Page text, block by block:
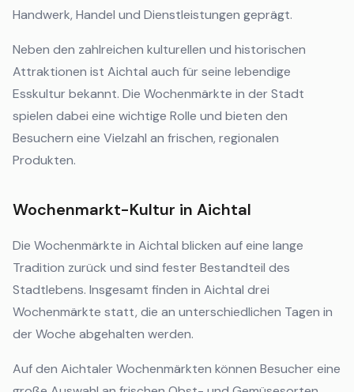
Handwerk, Handel und Dienstleistungen geprägt.
Neben den zahlreichen kulturellen und historischen
Attraktionen ist Aichtal auch für seine lebendige
Esskultur bekannt. Die Wochenmärkte in der Stadt
spielen dabei eine wichtige Rolle und bieten den
Besuchern eine Vielzahl an frischen, regionalen
Produkten.
Wochenmarkt-Kultur in Aichtal
Die Wochenmärkte in Aichtal blicken auf eine lange
Tradition zurück und sind fester Bestandteil des
Stadtlebens. Insgesamt finden in Aichtal drei
Wochenmärkte statt, die an unterschiedlichen Tagen in
der Woche abgehalten werden.
Auf den Aichtaler Wochenmärkten können Besucher eine